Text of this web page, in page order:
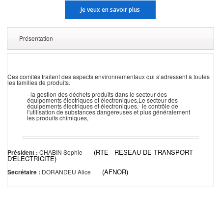
Je veux en savoir plus
Présentation
Ces comités traitent des aspects environnementaux qui s’adressent à toutes
les familles de produits.
- la gestion des déchets produits dans le secteur des
équipements électriques et électroniques,Le secteur des
équipements électriques et électroniques.- le contrôle de
l'utilisation de substances dangereuses et plus généralement
les produits chimiques,
Président : CHABIN Sophie (RTE - RESEAU DE TRANSPORT
D'ELECTRICITE)
Secrétaire : DORANDEU Alice (AFNOR)